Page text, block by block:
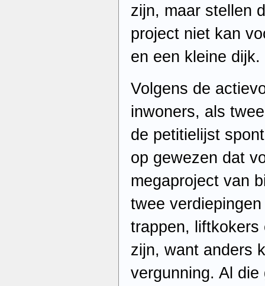
zijn, maar stellen
project niet kan
en een kleine dijk.
Volgens de
inwoners, als
de petitielijst
op gewezen dat
megaproject van
twee
trappen, liftkokers
zijn, want anders
vergunning. Al